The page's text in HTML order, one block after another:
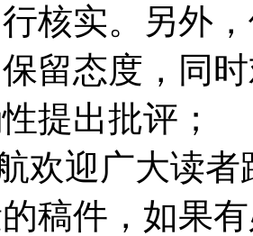
核实。另外
留态度，同
提出批评；
欢迎广大读
稿件，如果